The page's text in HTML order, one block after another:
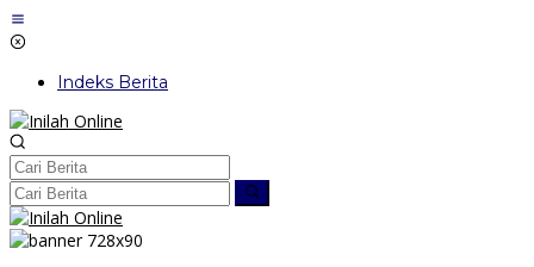
Lewati
ke
Indeks Berita